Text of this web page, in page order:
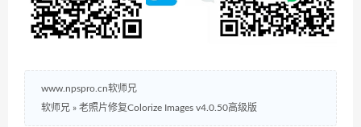
www.npspro.cn软师兄
软师兄 » 老照片修复Colorize Images v4.0.50高级版